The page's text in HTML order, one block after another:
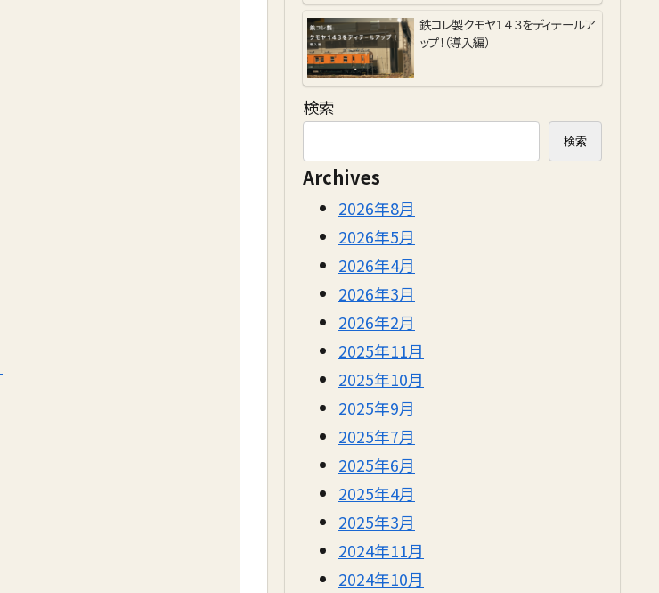
鉄コレ製クモヤ１４３をディテールア
ップ！（導入編）
検索
検索
Archives
2026年8月
2026年5月
2026年4月
2026年3月
2026年2月
2025年11月
2025年10月
2025年9月
2025年7月
2025年6月
2025年4月
2025年3月
2024年11月
2024年10月